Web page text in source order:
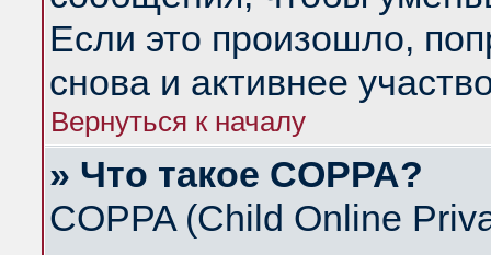
Если это произошло,
снова и активнее
Вернуться к началу
» Что такое COPPA?
COPPA (Child Online